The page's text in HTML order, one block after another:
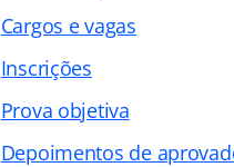
Cargos e vagas
Inscrições
Prova objetiva
Depoimentos de